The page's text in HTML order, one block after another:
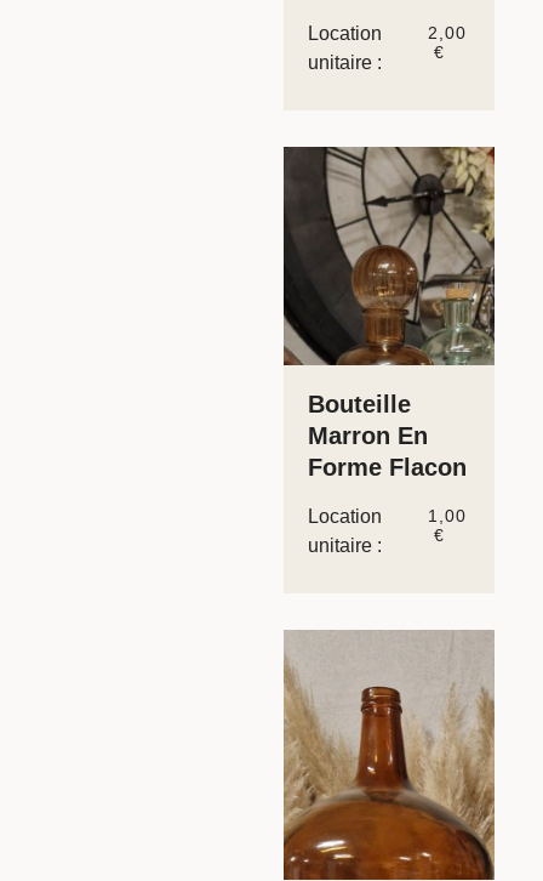
Location
unitaire :
2,00
€
Bouteille
Marron En
Forme Flacon
Location
unitaire :
1,00
€